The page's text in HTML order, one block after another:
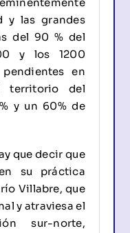
y las grandes
del 90 % del
y los 1200
en
territorio del
y un 60% de
que decir que
su práctica
Villabre, que
y atraviesa el
sur-norte,